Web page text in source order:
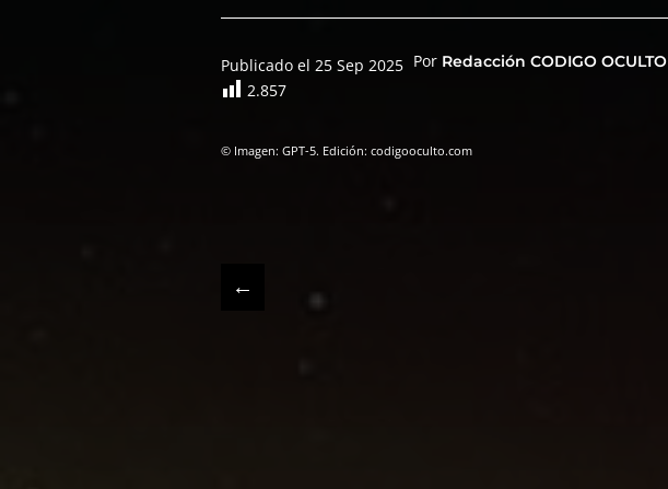
Publicado el 25 Sep 2025 Por Redacción CODIGO OCULTO
2.857
© Imagen: GPT-5. Edición: codigooculto.com
←